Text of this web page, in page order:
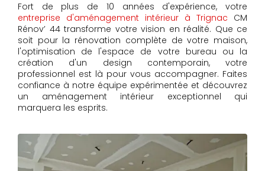
Fort de plus de 10 années d'expérience, votre
entreprise d'aménagement intérieur à Trignac CM
Rénov’ 44 transforme votre vision en réalité. Que ce
soit pour la rénovation complète de votre maison,
l'optimisation de l'espace de votre bureau ou la
création d'un design contemporain, votre
professionnel est là pour vous accompagner. Faites
confiance à notre équipe expérimentée et découvrez
un aménagement intérieur exceptionnel qui
marquera les esprits.